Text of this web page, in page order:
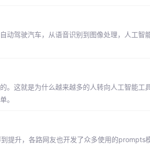
动驾驶汽车，从语音识别到图像处理，人工智
这就是为什么越来越多的人转向人工智能工
。
提升，各路网友也开发了众多使用的prompts